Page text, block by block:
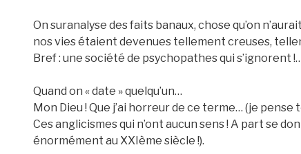
On suranalyse des faits banaux, chose qu’on
nos vies étaient devenues tellement creuses,
Bref : une société de psychopathes qui s’ignorent
Quand on « date » quelqu’un…
Mon Dieu ! Que j’ai horreur de ce terme… (je pense
Ces anglicismes qui n’ont aucun sens ! A part se
énormément au XXIème siècle !).